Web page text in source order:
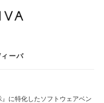
ーバ
に特化したソフトウェアベン